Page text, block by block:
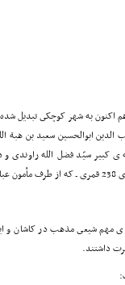
اکنون به شهر کوچکى تبدیل
ی کبیر سیّد فضل الله
مهم شیعى مذهب در کاشان و
داشتند.